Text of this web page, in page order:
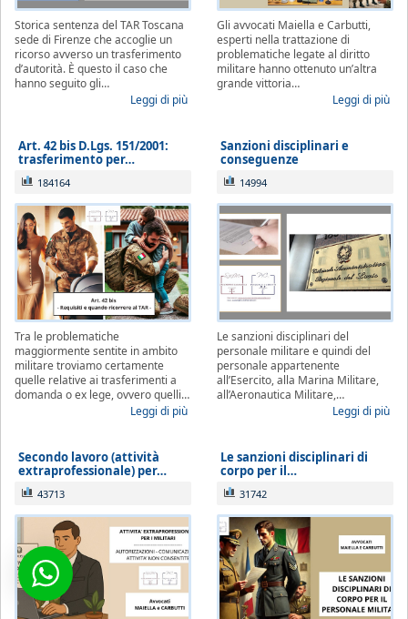
Storica sentenza del TAR Toscana
sede di Firenze che accoglie un
ricorso avverso un trasferimento
d’autorità. È questo il caso che
hanno seguito gli…
Leggi di più
Gli avvocati Maiella e Carbutti,
esperti nella trattazione di
problematiche legate al diritto
militare hanno ottenuto un’altra
grande vittoria…
Leggi di più
Art. 42 bis D.Lgs. 151/2001:
trasferimento per…
184164
Tra le problematiche
maggiormente sentite in ambito
militare troviamo certamente
quelle relative ai trasferimenti a
domanda o ex lege, ovvero quelli…
Leggi di più
Sanzioni disciplinari e
conseguenze
14994
Le sanzioni disciplinari del
personale militare e quindi del
personale appartenente
all’Esercito, alla Marina Militare,
all’Aeronautica Militare,…
Leggi di più
Secondo lavoro (attività
extraprofessionale) per…
43713
Le sanzioni disciplinari di
corpo per il…
31742